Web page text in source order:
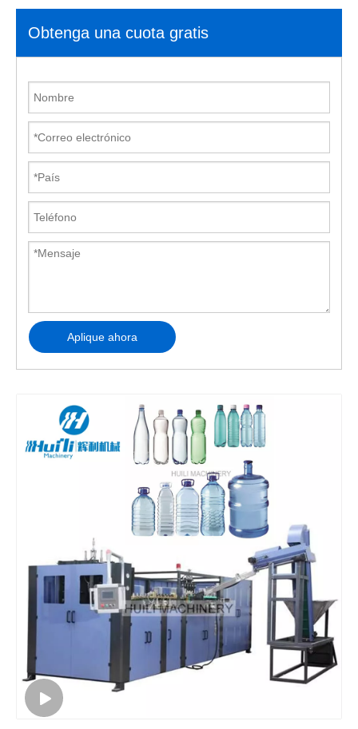
Obtenga una cuota gratis
Aplique ahora